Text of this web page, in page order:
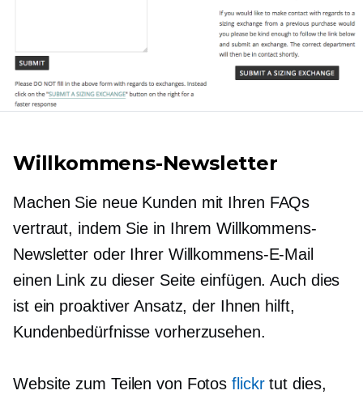
Willkommens-Newsletter
Machen Sie neue Kunden mit Ihren FAQs
vertraut, indem Sie in Ihrem Willkommens-
Newsletter oder Ihrer Willkommens-E-Mail
einen Link zu dieser Seite einfügen. Auch dies
ist ein proaktiver Ansatz, der Ihnen hilft,
Kundenbedürfnisse vorherzusehen.
Website zum Teilen von Fotosflickrtut dies,